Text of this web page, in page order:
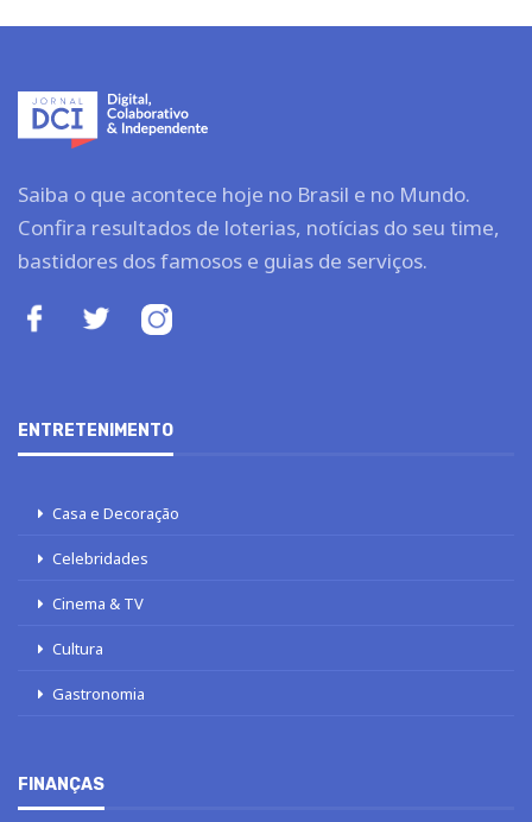
Saiba o que acontece hoje no Brasil e no Mundo.
Confira resultados de loterias, notícias do seu time,
bastidores dos famosos e guias de serviços.
ENTRETENIMENTO
Casa e Decoração
Celebridades
Cinema & TV
Cultura
Gastronomia
FINANÇAS